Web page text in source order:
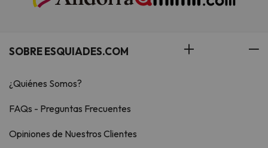
SOBRE ESQUIADES.COM
¿Quiénes Somos?
FAQs - Preguntas Frecuentes
Opiniones de Nuestros Clientes